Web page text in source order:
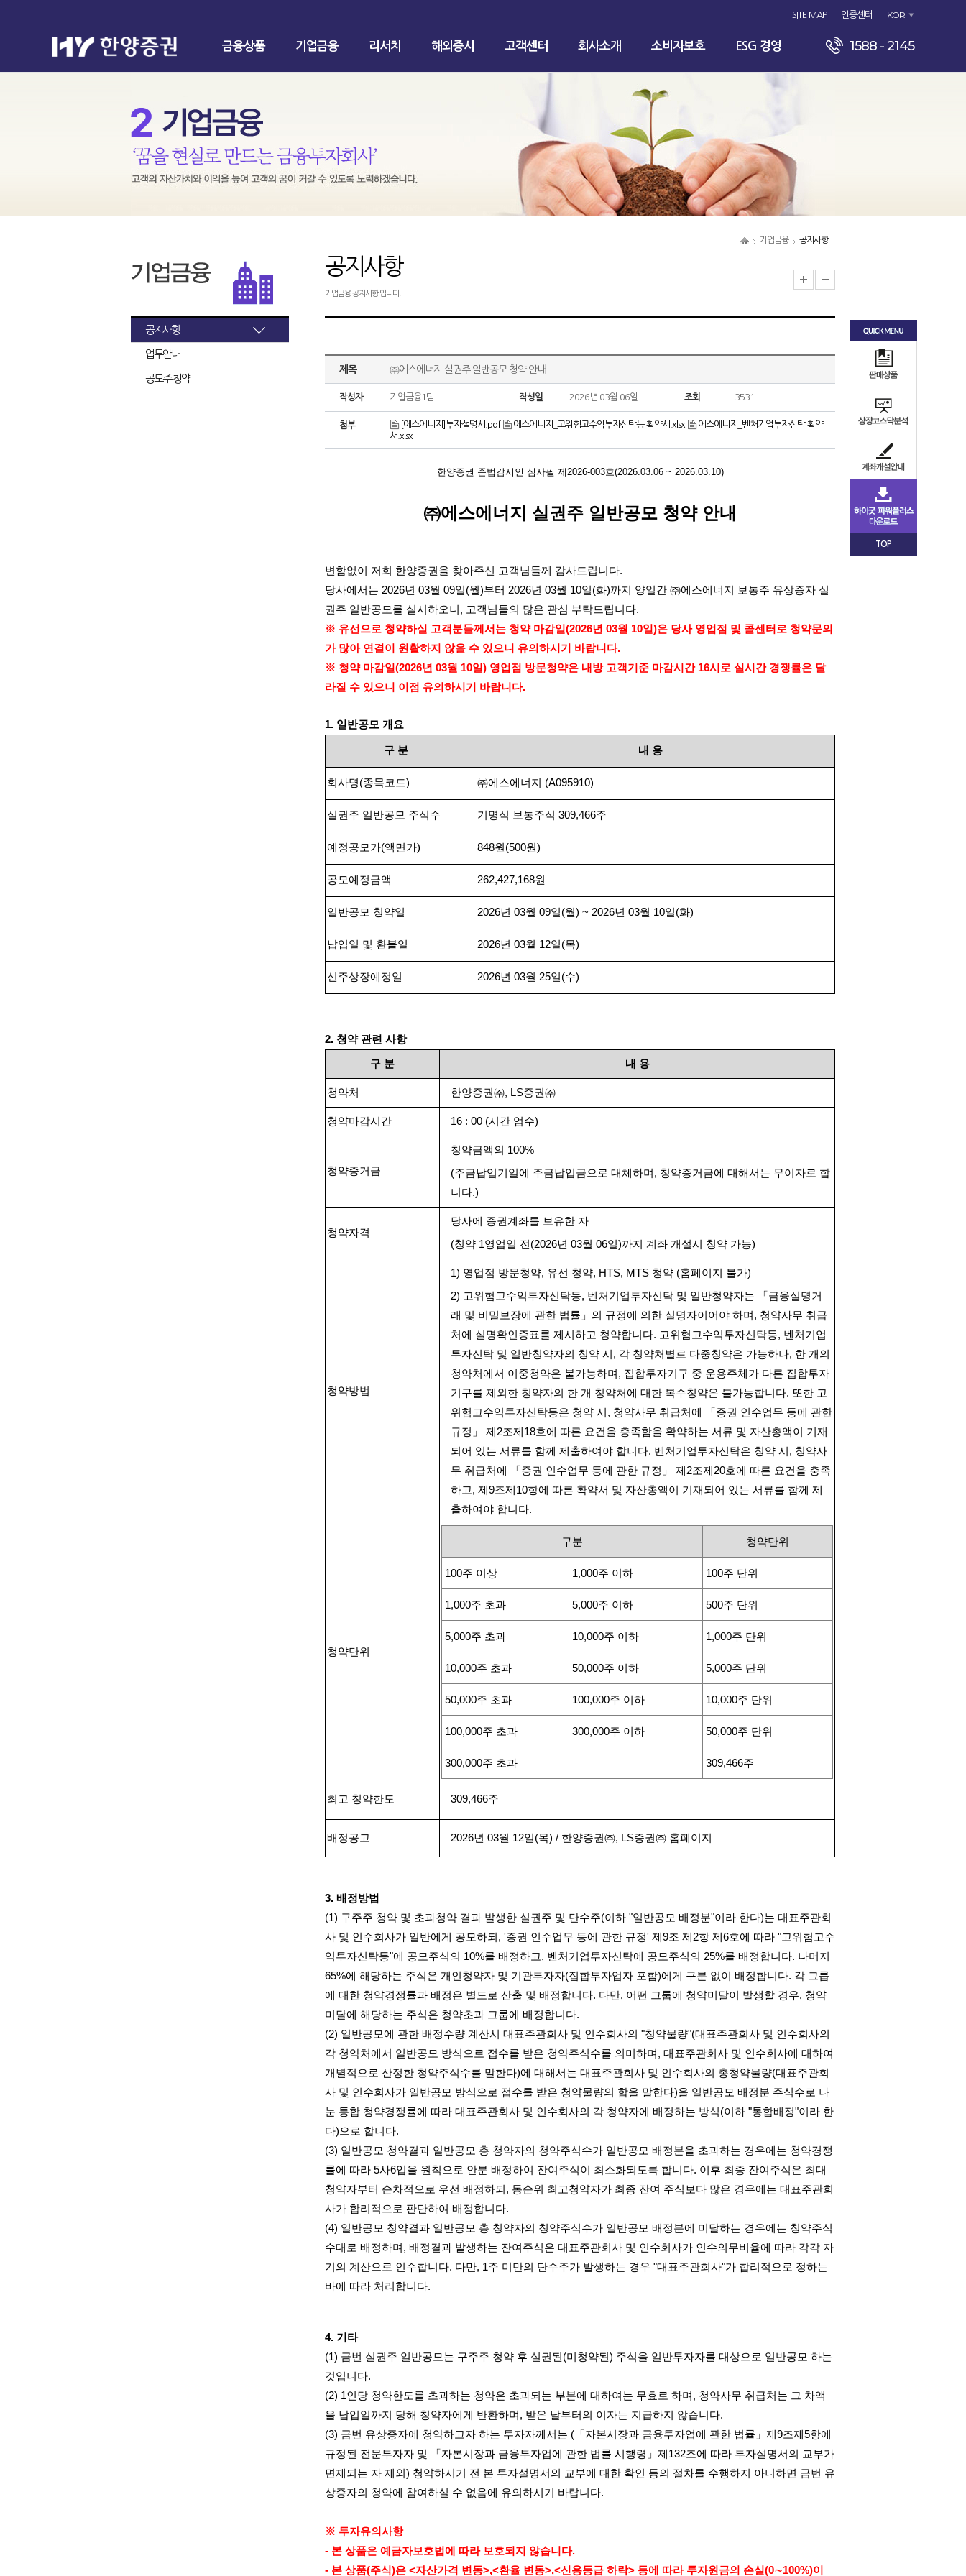
SITE MAP 인증센터 KOR
금융상품 기업금융 리서치 해외증시 고객센터 회사소개 소비자보호 ESG 경영 1588 - 2145
기업금융 공지사항
공지사항
업무안내
공모주 청약
공지사항
기업금융 공지사항 입니다.
제목 ㈜에스에너지 실권주 일반공모 청약 안내
작성자 기업금융1팀 작성일 2026년 03월 06일 조회 3531
첨부 [에스에너지]투자설명서.pdf 에스에너지_고위험고수익투자신탁등 확약서.xlsx
에스에너지_벤처기업투자신탁 확약
서.xlsx
한양증권 준법감시인 심사필 제2026-003호(2026.03.06 ~ 2026.03.10)
㈜에스에너지 실권주 일반공모 청약 안내
변함없이 저희 한양증권을 찾아주신 고객님들께 감사드립니다.
당사에서는 2026년 03월 09일(월)부터 2026년 03월 10일(화)까지 양일간 ㈜에스에너지 보통주 유상증자 실
권주 일반공모를 실시하오니 , 고객님들의 많은 관심 부탁드립니다.
※ 유선으로 청약하실 고객분들께서는 청약 마감일(2026년 03월 10일)은 당사 영업점 및 콜센터로 청약문의
가 많아 연결이 원활하지 않을 수 있으니 유의하시기 바랍니다.
※ 청약 마감일(2026년 03월 10일) 영업점 방문청약은 내방 고객기준 마감시간16시로 실시간 경쟁률은 달
라질 수 있으니 이점 유의하시기 바랍니다.
1. 일반공모 개요
구 분 내 용
회사명(종목코드) ㈜에스에너지 (A095910)
실권주 일반공모 주식수 기명식 보통주식309,466주
예정공모가(액면가) 848원 (500원)
공모예정금액 262,427,168원
일반공모 청약일 2026년 03월 09일(월) ~ 2026년 03월 10일(화)
납입일 및 환불일 2026년03월 12일(목)
신주상장예정일 2026년03월 25일(수)
2. 청약 관련 사항
구 분 내 용
청약처 한양증권㈜, LS증권㈜
청약마감시간 16 : 00 (시간 엄수)
청약증거금
청약금액의 100%
(주금납입기일에 주금납입금으로 대체하며 , 청약증거금에 대해서는 무이자로 합
니다.)
청약자격
당사에 증권계좌를 보유한 자
(청약 1영업일 전 (2026년03월06일)까지 계좌 개설시 청약 가능)
청약방법
1) 영업점 방문청약, 유선 청약, HTS, MTS 청약 (홈페이지 불가)
2) 고위험고수익투자신탁등, 벤처기업투자신탁 및 일반청약자는 「금융실명거
래 및 비밀보장에 관한 법률」의 규정에 의한 실명자이어야 하며 , 청약사무 취급
처에 실명확인증표를 제시하고 청약합니다. 고위험고수익투자신탁등, 벤처기업
투자신탁 및 일반청약자의 청약 시 , 각 청약처별로 다중청약은 가능하나, 한 개의
청약처에서 이중청약은 불가능하며 , 집합투자기구 중 운용주체가 다른 집합투자
기구를 제외한 청약자의 한 개 청약처에 대한 복수청약은 불가능합니다. 또한 고
위험고수익투자신탁등은 청약 시 , 청약사무 취급처에 「증권 인수업무 등에 관한
규정」 제 2조제 18호에 따른 요건을 충족함을 확약하는 서류 및 자산총액이 기재
되어 있는 서류를 함께 제출하여야 합니다. 벤처기업투자신탁은 청약 시 , 청약사
무 취급처에 「증권 인수업무 등에 관한 규정」 제 2조제 20호에 따른 요건을 충족
하고,제9조제 10항에 따른 확약서 및 자산총액이 기재되어 있는 서류를 함께 제
출하여야 합니다.
청약단위
구분 청약단위
100주 이상 1,000주 이하 100주 단위
1,000주 초과 5,000주 이하 500주 단위
5,000주 초과 10,000주 이하 1,000주 단위
10,000주 초과 50,000주 이하 5,000주 단위
50,000주 초과 100,000주 이하 10,000주 단위
100,000주 초과 300,000주 이하 50,000주 단위
300,000주 초과 309,466주
최고 청약한도 309,466주
배정공고 2026년03월 12일(목) / 한양증권㈜, LS증권㈜ 홈페이지
3. 배정방법
(1) 구주주 청약 및 초과청약 결과 발생한 실권주 및 단수주(이하 "일반공모 배정분"이라 한다)는 대표주관회
사 및 인수회사가 일반에게 공모하되 , '증권 인수업무 등에 관한 규정' 제 9조 제 2항 제 6호에 따라 "고위험고수
익투자신탁등"에 공모주식의 10%를 배정하고, 벤처기업투자신탁에 공모주식의 25%를 배정합니다. 나머지
65%에 해당하는 주식은 개인청약자 및 기관투자자(집합투자업자 포함)에게 구분 없이 배정합니다. 각 그룹
에 대한 청약경쟁률과 배정은 별도로 산출 및 배정합니다. 다만, 어떤 그룹에 청약미달이 발생할 경우, 청약
미달에 해당하는 주식은 청약초과 그룹에 배정합니다.
(2) 일반공모에 관한 배정수량 계산시 대표주관회사 및 인수회사의 "청약물량"(대표주관회사 및 인수회사의
각 청약처에서 일반공모 방식으로 접수를 받은 청약주식수를 의미하며 , 대표주관회사 및 인수회사에 대하여
개별적으로 산정한 청약주식수를 말한다)에 대해서는 대표주관회사 및 인수회사의 총청약물량(대표주관회
사 및 인수회사가 일반공모 방식으로 접수를 받은 청약물량의 합을 말한다)을 일반공모 배정분 주식수로 나
눈 통합 청약경쟁률에 따라 대표주관회사 및 인수회사의 각 청약자에 배정하는 방식(이하 "통합배정"이라 한
다)으로 합니다.
(3) 일반공모 청약결과 일반공모 총 청약자의 청약주식수가 일반공모 배정분을 초과하는 경우에는 청약경쟁
률에 따라 5사6입을 원칙으로 안분 배정하여 잔여주식이 최소화되도록 합니다. 이후 최종 잔여주식은 최대
청약자부터 순차적으로 우선 배정하되 , 동순위 최고청약자가 최종 잔여 주식보다 많은 경우에는 대표주관회
사가 합리적으로 판단하여 배정합니다.
(4) 일반공모 청약결과 일반공모 총 청약자의 청약주식수가 일반공모 배정분에 미달하는 경우에는 청약주식
수대로 배정하며 , 배정결과 발생하는 잔여주식은 대표주관회사 및 인수회사가 인수의무비율에 따라 각각 자
기의 계산으로 인수합니다. 다만, 1주 미만의 단수주가 발생하는 경우 "대표주관회사"가 합리적으로 정하는
바에 따라 처리합니다.
4. 기타
(1) 금번 실권주 일반공모는 구주주 청약 후 실권된 (미청약된 ) 주식을 일반투자자를 대상으로 일반공모 하는
것입니다.
(2) 1인당 청약한도를 초과하는 청약은 초과되는 부분에 대하여는 무효로 하며 , 청약사무 취급처는 그 차액
을 납입일까지 당해 청약자에게 반환하며 , 받은 날부터의 이자는 지급하지 않습니다.
(3) 금번 유상증자에 청약하고자 하는 투자자께서는 ( 「자본시장과 금융투자업에 관한 법률」제 9조제 5항에
규정된 전문투자자 및 「자본시장과 금융투자업에 관한 법률 시행령」제 132조에 따라 투자설명서의 교부가
면제되는 자 제외 ) 청약하시기 전 본 투자설명서의 교부에 대한 확인 등의 절차를 수행하지 아니하면 금번 유
상증자의 청약에 참여하실 수 없음에 유의하시기 바랍니다.
※ 투자유의사항
- 본 상품은 예금자보호법에 따라 보호되지 않습니다.
- 본 상품(주식)은 <자산가격 변동>,<환율 변동>,<신용등급 하락> 등에 따라 투자원금의 손실(0∼100%)이
TOP